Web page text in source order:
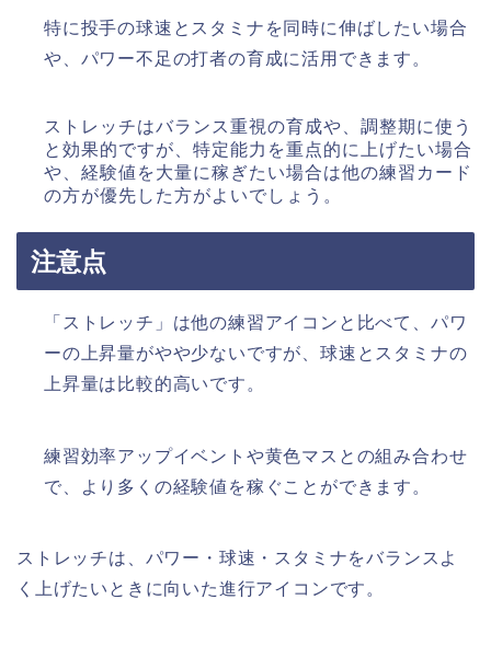
特に投手の球速とスタミナを同時に伸ばしたい場合
や、パワー不足の打者の育成に活用できます。​
ストレッチはバランス重視の育成や、調整期に使う
と効果的ですが、特定能力を重点的に上げたい場合
や、経験値を大量に稼ぎたい場合は他の練習カード
の方が優先した方がよいでしょう。
注意点
「ストレッチ」は他の練習アイコンと比べて、パワ
ーの上昇量がやや少ないですが、球速とスタミナの
上昇量は比較的高いです。​
練習効率アップイベントや黄色マスとの組み合わせ
で、より多くの経験値を稼ぐことができます。​
ストレッチは、パワー・球速・スタミナをバランスよ
く上げたいときに向いた進行アイコンです。